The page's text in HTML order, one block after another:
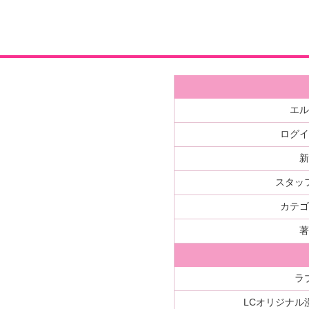
エ
ログ
スタッ
カテ
ラ
LCオリジナル